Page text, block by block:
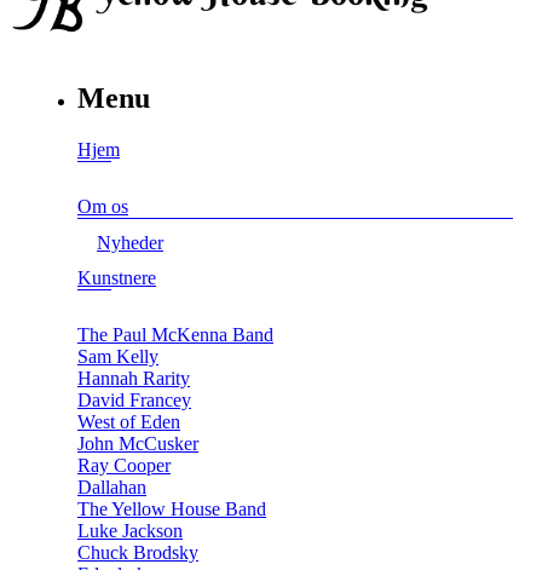
Menu
Hjem
Om os
Nyheder
Kunstnere
The Paul McKenna Band
Sam Kelly
Hannah Rarity
David Francey
West of Eden
John McCusker
Ray Cooper
Dallahan
The Yellow House Band
Luke Jackson
Chuck Brodsky